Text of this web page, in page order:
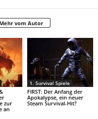
Mehr vom Autor
zur
an
1. Survival Spiele
FIRST: Der Anfang der
Apokalypse, ein neuer
Steam Survival-Hit?